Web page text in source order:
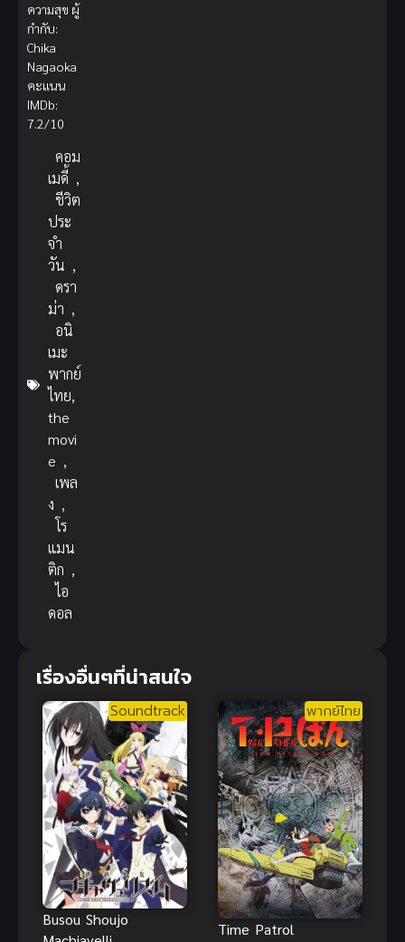
ความสุข ผู้
กำกับ:
Chika
Nagaoka
คะแนน
IMDb:
7.2/10
คอม
เมดี้ ,
ชีวิต
ประ
จำ
วัน ,
ดรา
ม่า ,
อนิ
เมะ
พากย์
ไทย,
the
movi
e ,
เพล
ง ,
โร
แมน
ติก ,
ไอ
ดอล
เรื่องอื่นๆที่น่าสนใจ
Soundtrack
Busou Shoujo
พากย์ไทย
Time Patrol